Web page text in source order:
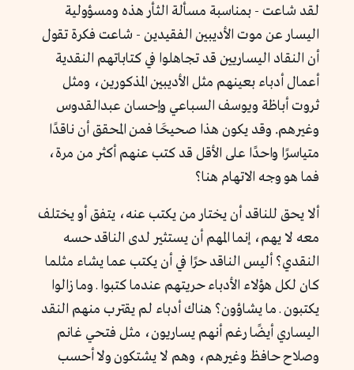
لقد شاعت - بمناسبة مسألة الثأر هذه ومسؤولية
اليسار عن موت الأديبين الفقيدين - شاعت فكرة تقول
أن النقاد اليساريين قد تجاهلوا في كتاباتهم النقدية
أعمال أدباء بعينهم مثل الأديبين المذكورين، ومثل
ثروت أباظة ويوسف السباعي وإحسان عبدالقدوس
وغيرهم. وقد يكون هذا صحيحََا فمن المحقق أن ناقدًا
متياسرًا واحدََا على الأقل قد كتب عنهم أكثر من مرة،
فما هو وجه الاتهام هنا؟
ألا يحق للناقد أن يختار من يكتب عنه، يتفق أو يختلف
معه لا يهم، إنما المهم أن يستثير لدى الناقد حسه
النقدي؟ أليس الناقد حرًا في أن يكتب عما يشاء مثلما
كان لكل هؤلاء الأدباء حريتهم عندما كتبوا ـ وما زالوا
يكتبون ـ ما يشاؤون؟ هناك أدباء لم يقترب منهم النقد
اليساري أيضًا رغم أنهم يساريون، مثل فتحي غانم
وصلاح حافظ وغيرهم، وهم لا يشتكون ولا أحسب